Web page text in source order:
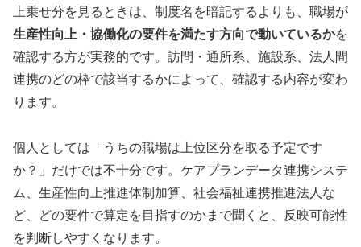
上乗せ分を見るときは、制度名を暗記するよりも、職場が
生産性向上・協働化の要件を満たす方向で動いているかを
確認する方が実務的です。訪問・通所系、施設系、法人間
連携のどの枠で該当するかによって、確認する内容が変わ
ります。
個人としては「うちの職場は上位区分を取る予定です
か？」だけでは不十分です。ケアプランデータ連携システ
ム、生産性向上推進体制加算、社会福祉連携推進法人な
ど、どの要件で算定を目指すのかまで聞くと、反映可能性
を判断しやすくなります。